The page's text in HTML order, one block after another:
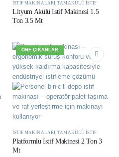
İSTIF MAKINALARI, TAM AKÜLÜ İSTIF
Lityum Akülü İstif Makinesi 1.5
Ton 3.5 Mt
ÖNE ÇIKANLAR
İSTIF MAKINALARI, TAM AKÜLÜ İSTIF
Platformlu İstif Makinesi 2 Ton 3
Mt